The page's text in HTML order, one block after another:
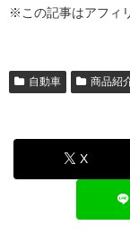
※この記事はアフィ
自動車 商品紹
X